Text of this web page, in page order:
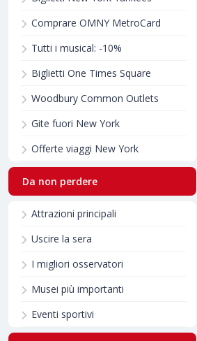
Comprare OMNY MetroCard
Tutti i musical: -10%
Biglietti One Times Square
Woodbury Common Outlets
Gite fuori New York
Offerte viaggi New York
Da non perdere
Attrazioni principali
Uscire la sera
I migliori osservatori
Musei più importanti
Eventi sportivi